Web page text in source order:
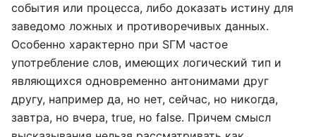
события или процесса, либо доказать истину для
заведомо ложных и противоречивых данных.
Особенно характерно при SГМ частое
употребление слов, имеющих логический тип и
являющихся одновременно антонимами друг
другу, например да, но нет, сейчас, но никогда,
завтра, но вчера, true, но false. Причем смысл